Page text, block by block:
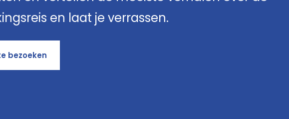
en laat je verrassen.
bezoeken